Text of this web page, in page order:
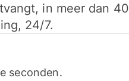
in meer dan 40
24/7.
seconden.